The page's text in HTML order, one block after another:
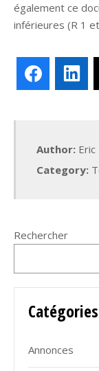
également ce
inférieures (R 1
Author:
Category:
Rechercher
Catégories
Annonces